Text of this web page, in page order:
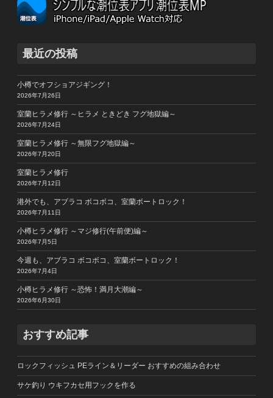
最近の投稿
小樽でオフショアジギング！
2026年7月26日
室蘭ヒラメ修行 ～ヒラメ ときどき フグ地獄編～
2026年7月24日
室蘭ヒラメ修行 ～無限フグ地獄編～
2026年7月20日
室蘭ヒラメ修行
2026年7月12日
港外でも、アブラコ ボコボコ、室蘭ボートロック！
2026年7月11日
小樽ヒラメ修行 ～マジ修行(午前便)編～
2026年7月5日
今週も、アブラコ ボコボコ、室蘭ボートロック！
2026年7月4日
小樽ヒラメ修行 ～恐怖！満月大潮編～
2026年6月30日
おすすめ記事
ロックフィッシュ PEライン＆リーダー おすすめの組み合わせ
サケ釣り ウキフカセ用フックを作る